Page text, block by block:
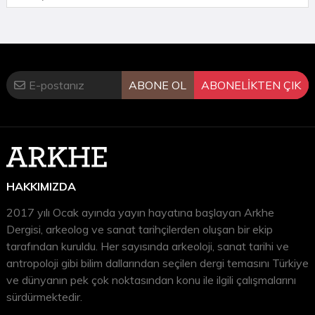
Üretiminin Latin Patronları
KISALTMALAR
KÜÇÜK SÖZLÜK
KATALOG
ABONE OL ABONELİKTEN ÇIK
HAKKIMIZDA
2017 yılı Ocak ayında yayın hayatına başlayan Arkhe
Dergisi, arkeolog ve sanat tarihçilerden oluşan bir ekip
tarafından kuruldu. Her sayısında arkeoloji, sanat tarihi ve
antropoloji gibi bilim dallarından seçilen dergi temasını Türkiye
ve dünyanın pek çok noktasından konu ile ilgili çalışmalarını
sürdürmektedir.